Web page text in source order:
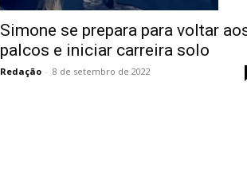
Simone se prepara para voltar
palcos e iniciar carreira solo
Redação - 8 de setembro de 2022